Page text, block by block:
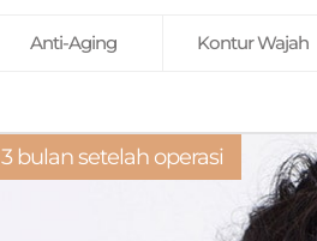
Anti-Aging Kontur Wajah
3 bulan setelah operasi